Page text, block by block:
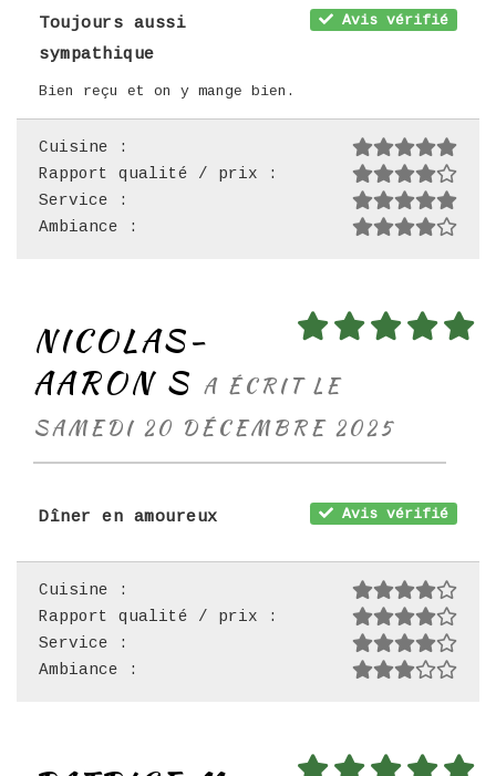
Avis vérifié
Toujours aussi
sympathique
Bien reçu et on y mange bien.
Cuisine :
Rapport qualité / prix :
Service :
Ambiance :
NICOLAS-
AARON S A ÉCRIT LE
SAMEDI 20 DÉCEMBRE 2025
Avis vérifié
Dîner en amoureux
Cuisine :
Rapport qualité / prix :
Service :
Ambiance :